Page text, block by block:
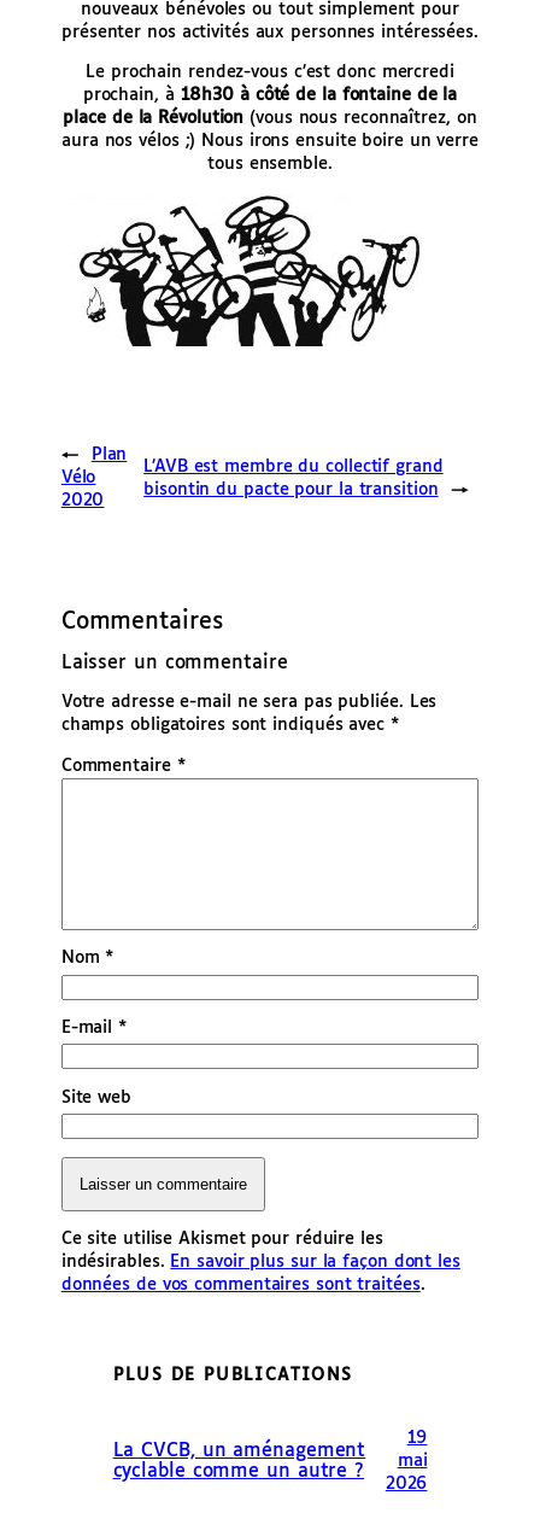
nouveaux bénévoles ou tout simplement pour
présenter nos activités aux personnes intéressées.
Le prochain rendez-vous c’est donc mercredi
prochain, à 18h30 à côté de la fontaine de la
place de la Révolution (vous nous reconnaîtrez, on
aura nos vélos ;) Nous irons ensuite boire un verre
tous ensemble.
←
Plan
Vélo
2020
L’AVB est membre du collectif grand
bisontin du pacte pour la transition
→
Commentaires
Laisser un commentaire
Votre adresse e-mail ne sera pas publiée.
Les
champs obligatoires sont indiqués avec *
Commentaire *
Nom*
E-mail*
Site web
Ce site utilise Akismet pour réduire les
indésirables. En savoir plus sur la façon dont les
données de vos commentaires sont traitées.
PLUS DE PUBLICATIONS
La CVCB, un aménagement
cyclable comme un autre ?
19
mai
2026